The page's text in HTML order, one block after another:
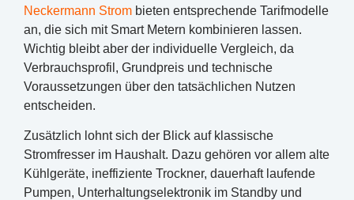
Neckermann Strom bieten entsprechende Tarifmodelle
an, die sich mit Smart Metern kombinieren lassen.
Wichtig bleibt aber der individuelle Vergleich, da
Verbrauchsprofil, Grundpreis und technische
Voraussetzungen über den tatsächlichen Nutzen
entscheiden.
Zusätzlich lohnt sich der Blick auf klassische
Stromfresser im Haushalt. Dazu gehören vor allem alte
Kühlgeräte, ineffiziente Trockner, dauerhaft laufende
Pumpen, Unterhaltungselektronik im Standby und